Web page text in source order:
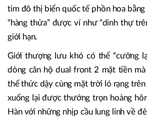
tim đô thị biển quốc tế phồn hoa bằng
“hàng thửa” được ví như “dinh thự
giới hạn.
Giới thượng lưu khó có thể “cưỡng
dòng căn hộ dual front 2 mặt tiền
thể thức dậy cùng mặt trời ló rạng
xuống lại được thưởng trọn hoàng
Hàn với những nhịp cầu lung linh về